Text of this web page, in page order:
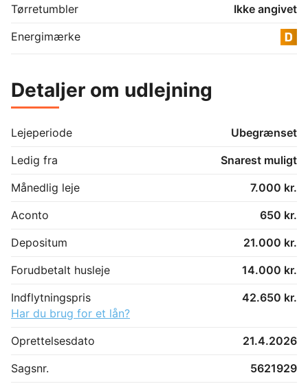
Tørretumbler
Ikke angivet
Energimærke
Detaljer om udlejning
Lejeperiode
Ubegrænset
Ledig fra
Snarest muligt
Månedlig leje
7.000 kr.
Aconto
650 kr.
Depositum
21.000 kr.
Forudbetalt husleje
14.000 kr.
Indflytningspris
42.650 kr.
Har du brug for et lån?
Oprettelsesdato
21.4.2026
Sagsnr.
5621929